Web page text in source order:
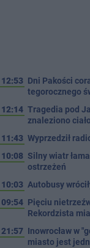
12:53 Dni Pakości
tegorocznego
12:14 Tragedia pod
znaleziono
11:43 Wyprzedził
10:08 Silny wiatr
ostrzeżeń
10:03 Autobusy
09:54 Pięciu
Rekordzista
21:57 Inowrocław w
miasto jest